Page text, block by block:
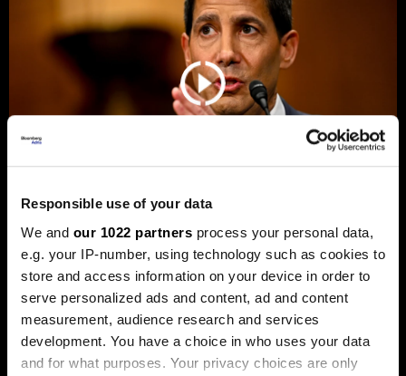
Responsible use of your data
We and our 1022 partners process your personal data,
e.g. your IP-number, using technology such as cookies to
store and access information on your device in order to
serve personalized ads and content, ad and content
measurement, audience research and services
development. You have a choice in who uses your data
and for what purposes. Your privacy choices are only
Новиот шеф на Фед сака да ги
намали каматите - пазарот го чека
првиот потег
Новиот шеф на Фeд, Кевин Варш, ќе се обиде
агресивно да ја протурка агендата за намалување на
каматните стапки, но Марко Бјеговиќ од „Аркомина
рисрч“ предупредува дека за тоа ќе мора да ги